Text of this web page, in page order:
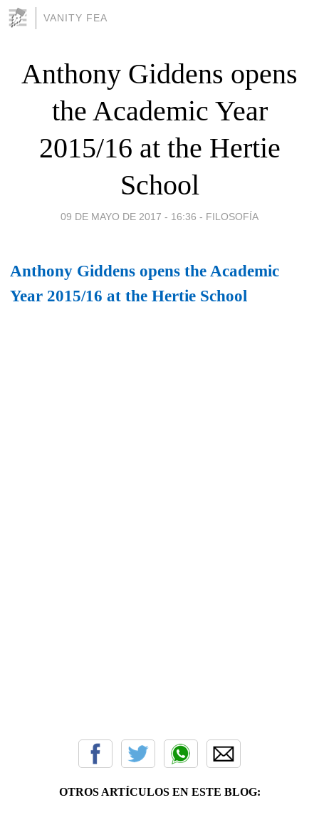
VANITY FEA
Anthony Giddens opens
the Academic Year
2015/16 at the Hertie
School
09 DE MAYO DE 2017 - 16:36 - FILOSOFÍA
Anthony Giddens opens the Academic
Year 2015/16 at the Hertie School
OTROS ARTÍCULOS EN ESTE BLOG: